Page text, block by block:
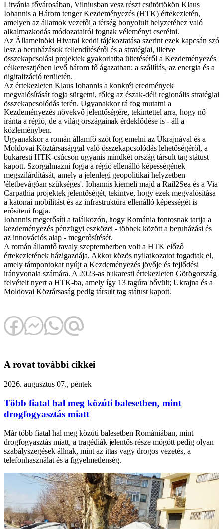
Litvánia fővárosában, Vilniusban vesz részt csütörtökön Klaus
Iohannis a Három tenger Kezdeményezés (HTK) értekezletén,
amelyen az államok vezetői a térség bonyolult helyzetéhez való
alkalmazkodás módozatairól fognak véleményt cserélni.
Az Államelnöki Hivatal keddi tájékoztatása szerint ezek kapcsán szó
lesz a beruházások fellendítéséről és a stratégiai, illetve
összekapcsolási projektek gyakorlatba ültetéséről a Kezdeményezés
célkeresztjében levő három fő ágazatban: a szállítás, az energia és a
digitalizáció területén.
Az értekezleten Klaus Iohannis a konkrét eredmények
megvalósítását fogja sürgetni, főleg az észak-déli regionális stratégiai
összekapcsolódás terén. Ugyanakkor rá fog mutatni a
Kezdeményezés növekvő jelentőségére, tekintettel arra, hogy nő
iránta a régió, de a világ országainak érdeklődése is - áll a
közleményben.
Ugyanakkor a román államfő szót fog emelni az Ukrajnával és a
Moldovai Köztársasággal való összekapcsolódás lehetőségéről, a
bukaresti HTK-csúcson ugyanis mindkét ország társult tag státust
kapott. Szorgalmazni fogja a régió ellenálló képességének
megszilárdítását, amely a jelenlegi geopolitikai helyzetben
'életbevágóan szükséges'. Iohannis kiemeli majd a Rail2Sea és a Via
Carpathia projektek jelentőségét, tekintve, hogy ezek megvalósítása
a katonai mobilitást és az infrastruktúra ellenálló képességét is
erősíteni fogja.
Iohannis megerősíti a találkozón, hogy Románia fontosnak tartja a
kezdeményezés pénzügyi eszközei - többek között a beruházási és
az innovációs alap - megerősítését.
A román államfő tavaly szeptemberben volt a HTK előző
értekezletének házigazdája. Akkor közös nyilatkozatot fogadtak el,
amely támpontokat nyújt a Kezdeményezés jövője és fejlődési
irányvonala számára. A 2023-as bukaresti értekezleten Görögország
felvételt nyert a HTK-ba, amely így 13 tagúra bővült; Ukrajna és a
Moldovai Köztársaság pedig társult tag státust kapott.
A rovat további cikkei
2026. augusztus 07., péntek
Több fiatal hal meg közúti balesetben, mint
drogfogyasztás miatt
Már több fiatal hal meg közúti balesetben Romániában, mint
drogfogyasztás miatt, a tragédiák jelentős része mögött pedig olyan
szabályszegések állnak, mint az ittas vagy drogos vezetés, a
telefonhasználat és a figyelmetlenség.